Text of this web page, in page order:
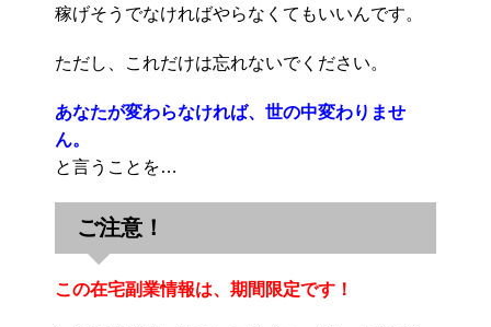
稼げそうでなければやらなくてもいいんです。
ただし、これだけは忘れないでください。
あなたが変わらなければ、世の中変わりませ
ん。
と言うことを…
ご注意！
この在宅副業情報は、期間限定です！